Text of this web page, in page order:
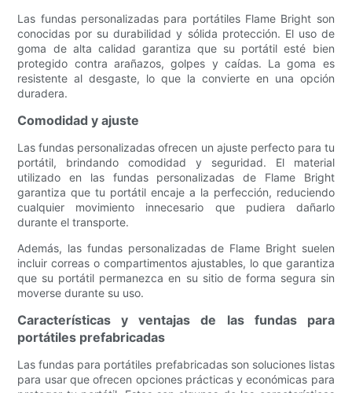
Las fundas personalizadas para portátiles Flame Bright son
conocidas por su durabilidad y sólida protección. El uso de
goma de alta calidad garantiza que su portátil esté bien
protegido contra arañazos, golpes y caídas. La goma es
resistente al desgaste, lo que la convierte en una opción
duradera.
Comodidad y ajuste
Las fundas personalizadas ofrecen un ajuste perfecto para tu
portátil, brindando comodidad y seguridad. El material
utilizado en las fundas personalizadas de Flame Bright
garantiza que tu portátil encaje a la perfección, reduciendo
cualquier movimiento innecesario que pudiera dañarlo
durante el transporte.
Además, las fundas personalizadas de Flame Bright suelen
incluir correas o compartimentos ajustables, lo que garantiza
que su portátil permanezca en su sitio de forma segura sin
moverse durante su uso.
Características y ventajas de las fundas para
portátiles prefabricadas
Las fundas para portátiles prefabricadas son soluciones listas
para usar que ofrecen opciones prácticas y económicas para